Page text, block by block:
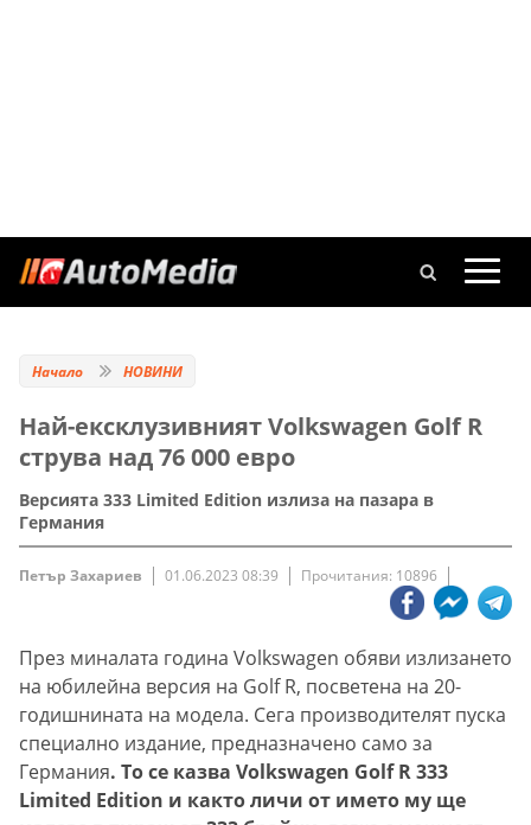
Начало НОВИНИ
Най-ексклузивният Volkswagen Golf R
струва над 76 000 евро
Версията 333 Limited Edition излиза на пазара в
Германия
Петър Захариев 01.06.2023 08:39 Прочитания: 10896
През миналата година Volkswagen обяви излизането
на юбилейна версия на Golf R, посветена на 20-
годишнината на модела. Сега производителят пуска
специално издание, предназначено само за
Германия. То се казва Volkswagen Golf R 333
Limited Edition и както личи от името му ще